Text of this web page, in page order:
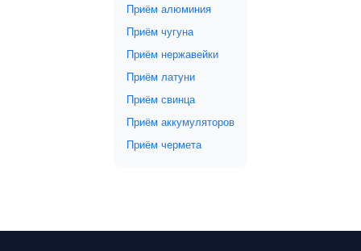
Приём алюминия
Приём чугуна
Приём нержавейки
Приём латуни
Приём свинца
Приём аккумуляторов
Приём чермета